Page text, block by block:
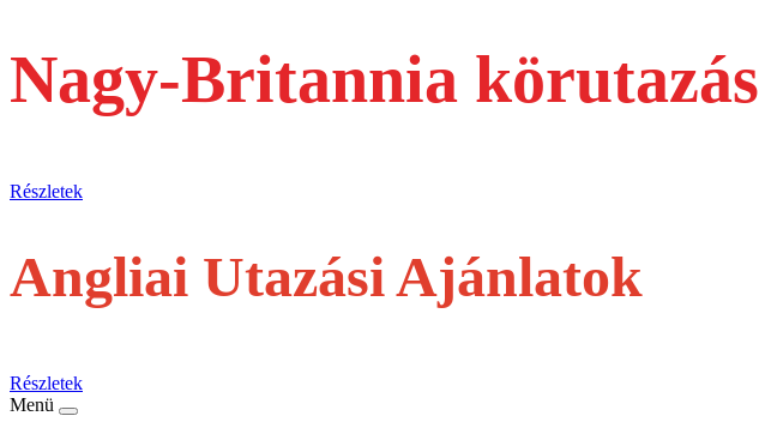
Nagy-Britannia körutazás
Részletek
Angliai Utazási Ajánlatok
Részletek
Menü